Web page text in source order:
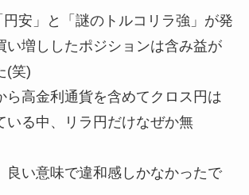
安」と「謎のトルコリラ強」が発
い増ししたポジションは含み益が
(笑)
ら高金利通貨を含めてクロス円は
いる中、リラ円だけなぜか無
良い意味で違和感しかなかったで